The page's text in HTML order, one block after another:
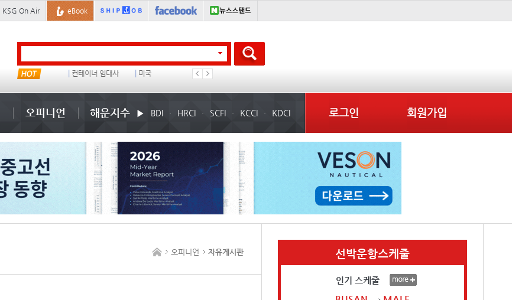
KSG On Air eBook
컨테이너 임대사 ���ͤ
오피니언 해운지수 BDI HRCI SCFI KCCI KDCI 로그인 회원가입
오피니언 자유게시판 선박운항스케줄
인기 스케줄